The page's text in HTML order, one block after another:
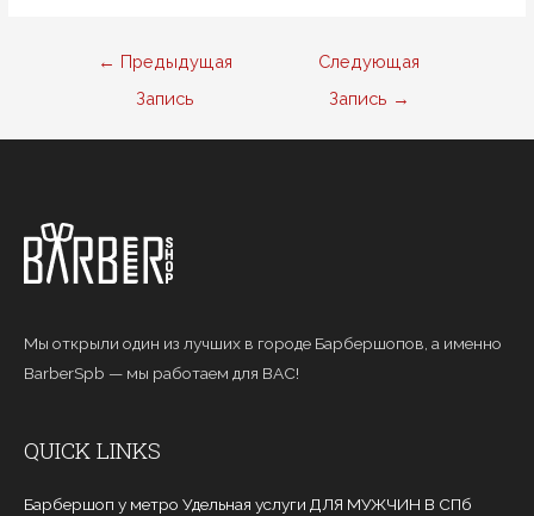
Навигация
← Предыдущая
Запись
Следующая
Запись →
Мы открыли один из лучших в городе Барбершопов, а именно
BarberSpb — мы работаем для ВАС!
QUICK LINKS
Барбершоп у метро Удельная услуги ДЛЯ МУЖЧИН В СПб